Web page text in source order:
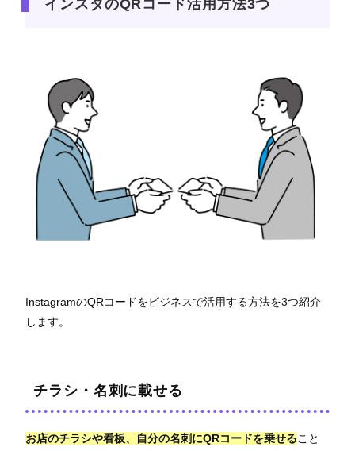
インスタのQRコード活用方法3つ
InstagramのQRコードをビジネスで活用する方法を3つ紹介
します。
チラシ・名刺に載せる
お店のチラシや看板、自分の名刺にQRコードを乗せること